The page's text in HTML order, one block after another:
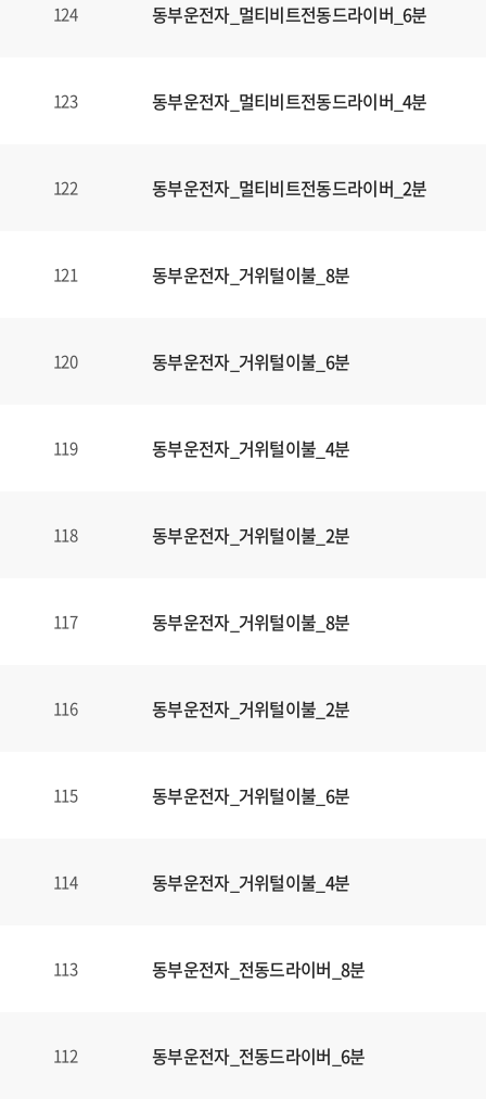
124 동부운전자_멀티비트전동드라이버_6분
123 동부운전자_멀티비트전동드라이버_4분
122 동부운전자_멀티비트전동드라이버_2분
121 동부운전자_거위털이불_8분
120 동부운전자_거위털이불_6분
119 동부운전자_거위털이불_4분
118 동부운전자_거위털이불_2분
117 동부운전자_거위털이불_8분
116 동부운전자_거위털이불_2분
115 동부운전자_거위털이불_6분
114 동부운전자_거위털이불_4분
113 동부운전자_전동드라이버_8분
112 동부운전자_전동드라이버_6분